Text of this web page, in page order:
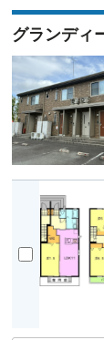
グランディ